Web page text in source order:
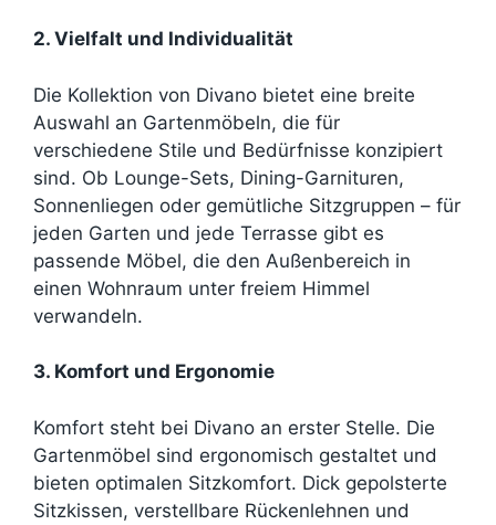
2. Vielfalt und Individualität
Die Kollektion von Divano bietet eine breite
Auswahl an Gartenmöbeln, die für
verschiedene Stile und Bedürfnisse konzipiert
sind. Ob Lounge-Sets, Dining-Garnituren,
Sonnenliegen oder gemütliche Sitzgruppen – für
jeden Garten und jede Terrasse gibt es
passende Möbel, die den Außenbereich in
einen Wohnraum unter freiem Himmel
verwandeln.
3. Komfort und Ergonomie
Komfort steht bei Divano an erster Stelle. Die
Gartenmöbel sind ergonomisch gestaltet und
bieten optimalen Sitzkomfort. Dick gepolsterte
Sitzkissen, verstellbare Rückenlehnen und